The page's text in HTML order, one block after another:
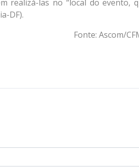
realizá-las no “local do evento,
DF).
Fonte: Ascom/